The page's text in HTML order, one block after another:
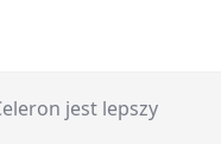
jest lepszy